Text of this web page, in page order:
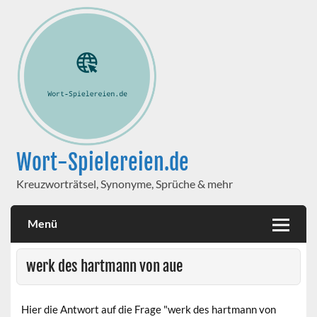
Wort-Spielereien.de
Kreuzworträtsel, Synonyme, Sprüche & mehr
Menü
werk des hartmann von aue
Hier die Antwort auf die Frage "werk des hartmann von